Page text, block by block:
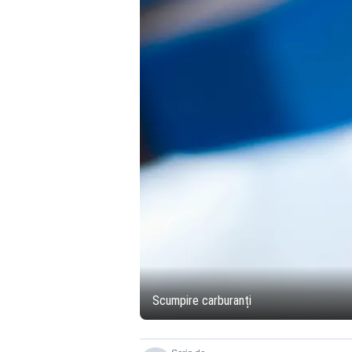
Scumpire carburanți